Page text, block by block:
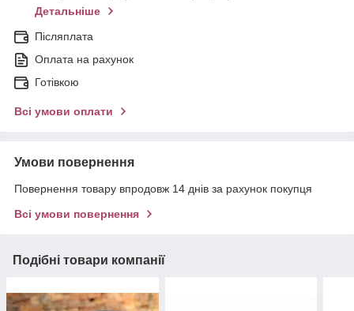
Детальніше
Післяплата
Оплата на рахунок
Готівкою
Всі умови оплати
Умови повернення
Повернення товару впродовж 14 днів за рахунок покупця
Всі умови повернення
Подібні товари компанії